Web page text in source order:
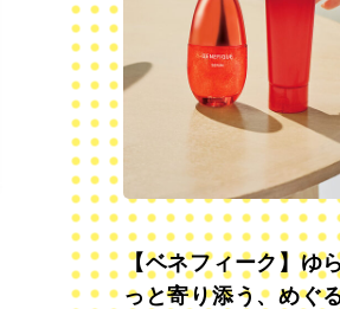
【ベネフィーク】ゆ
っと寄り添う、めぐ